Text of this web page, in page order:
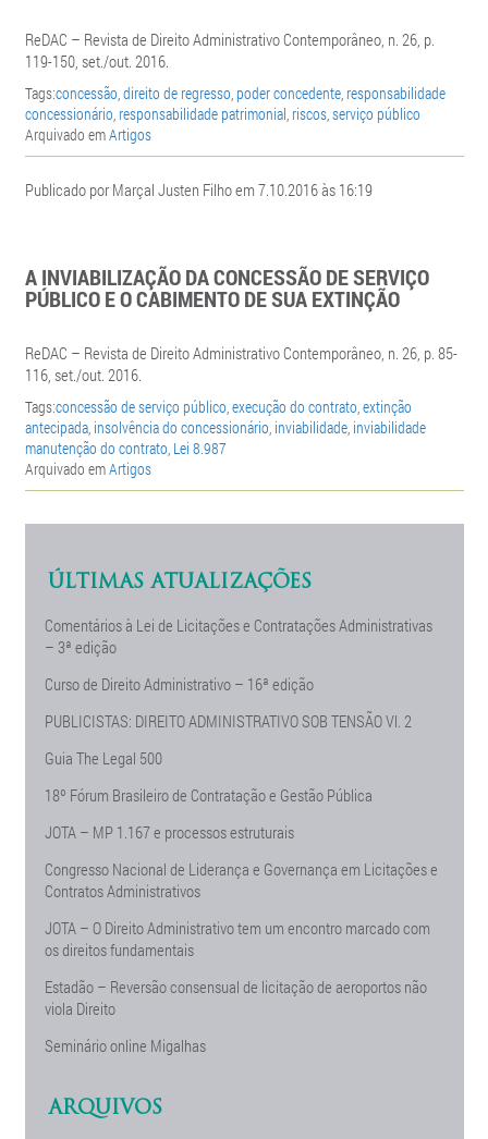
ReDAC – Revista de Direito Administrativo Contemporâneo, n. 26, p.
119-150, set./out. 2016.
Tags:concessão,direito de regresso, poder concedente, responsabilidade
concessionário, responsabilidade patrimonial, riscos,serviço público
Arquivado emArtigos
Publicado por Marçal Justen Filho em 7.10.2016 às 16:19
A INVIABILIZAÇÃO DA CONCESSÃO DE SERVIÇO
PÚBLICO E O CABIMENTO DE SUA EXTINÇÃO
ReDAC – Revista de Direito Administrativo Contemporâneo, n. 26, p. 85-
116, set./out. 2016.
Tags:concessão de serviço público,execução do contrato,extinção
antecipada, insolvência do concessionário, inviabilidade, inviabilidade
manutenção do contrato, Lei 8.987
Arquivado emArtigos
ÚLTIMAS ATUALIZAÇÕES
Comentários à Lei de Licitações e Contratações Administrativas
– 3ª edição
Curso de Direito Administrativo – 16ª edição
PUBLICISTAS: DIREITO ADMINISTRATIVO SOB TENSÃO Vl. 2
Guia The Legal 500
18º Fórum Brasileiro de Contratação e Gestão Pública
JOTA – MP 1.167 e processos estruturais
Congresso Nacional de Liderança e Governança em Licitações e
Contratos Administrativos
JOTA – O Direito Administrativo tem um encontro marcado com
os direitos fundamentais
Estadão – Reversão consensual de licitação de aeroportos não
viola Direito
Seminário online Migalhas
ARQUIVOS